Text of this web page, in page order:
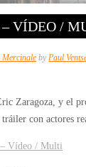
– VÍDEO /
Mercinale byPaul
Zaragoza, y el
con actores
– Vídeo / Multi